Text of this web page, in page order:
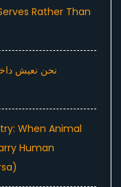
Rather Than
نحن نعيش
When Animal
Human